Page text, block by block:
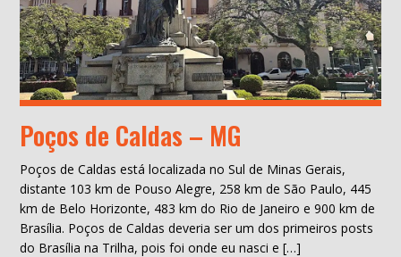
Poços de Caldas – MG
Poços de Caldas está localizada no Sul de Minas Gerais,
distante 103 km de Pouso Alegre, 258 km de São Paulo, 445
km de Belo Horizonte, 483 km do Rio de Janeiro e 900 km de
Brasília. Poços de Caldas deveria ser um dos primeiros posts
do Brasília na Trilha, pois foi onde eu nasci e […]